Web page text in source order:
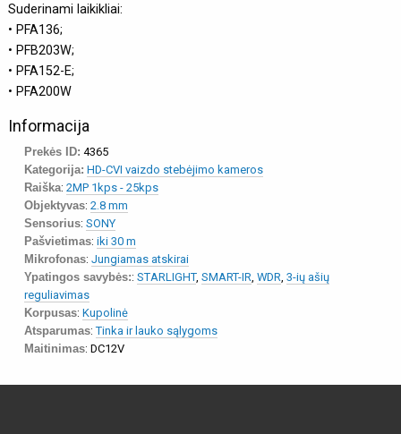
Suderinami laikikliai:
• PFA136;
• PFB203W;
• PFA152-E;
• PFA200W
Informacija
Prekės ID: 4365
Kategorija: HD-CVI vaizdo stebėjimo kameros
Raiška: 2MP 1kps - 25kps
Objektyvas: 2.8 mm
Sensorius: SONY
Pašvietimas: iki 30 m
Mikrofonas: Jungiamas atskirai
Ypatingos savybės:: STARLIGHT, SMART-IR, WDR, 3-ių ašių
reguliavimas
Korpusas: Kupolinė
Atsparumas:Tinka ir lauko sąlygoms
Maitinimas: DC12V